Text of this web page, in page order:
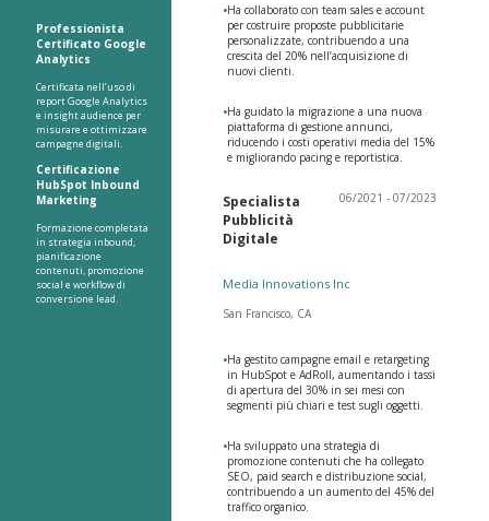
Professionista
Certificato Google
Analytics
Certificata nell’uso di
report Google Analytics
e insight audience per
misurare e ottimizzare
campagne digitali.
Certificazione
HubSpot Inbound
Marketing
Formazione completata
in strategia inbound,
pianificazione
contenuti, promozione
social e workflow di
conversione lead.
•Ha collaborato con team sales e account
per costruire proposte pubblicitarie
personalizzate, contribuendo a una
crescita del 20% nell’acquisizione di
nuovi clienti.
•Ha guidato la migrazione a una nuova
piattaforma di gestione annunci,
riducendo i costi operativi media del 15%
e migliorando pacing e reportistica.
Specialista
Pubblicità
Digitale
06/2021 - 07/2023
Media Innovations Inc
San Francisco, CA
•Ha gestito campagne email e retargeting
in HubSpot e AdRoll, aumentando i tassi
di apertura del 30% in sei mesi con
segmenti più chiari e test sugli oggetti.
•Ha sviluppato una strategia di
promozione contenuti che ha collegato
SEO, paid search e distribuzione social,
contribuendo a un aumento del 45% del
traffico organico.